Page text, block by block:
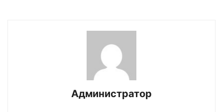
Администратор